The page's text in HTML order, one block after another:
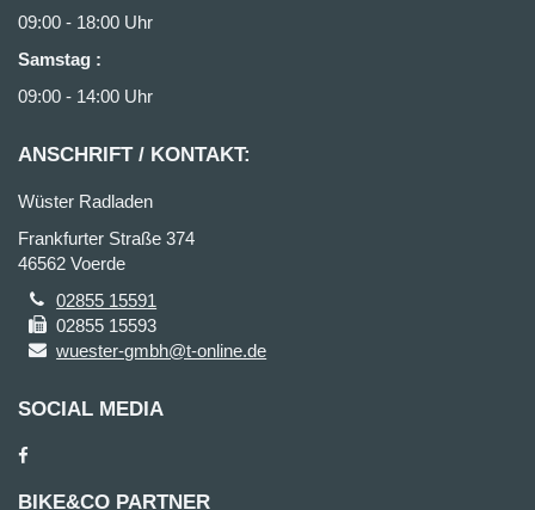
09:00 - 18:00 Uhr
Samstag :
09:00 - 14:00 Uhr
ANSCHRIFT / KONTAKT:
Wüster Radladen
Frankfurter Straße 374
46562 Voerde
02855 15591
02855 15593
wuester-gmbh@t-online.de
SOCIAL MEDIA
BIKE&CO PARTNER